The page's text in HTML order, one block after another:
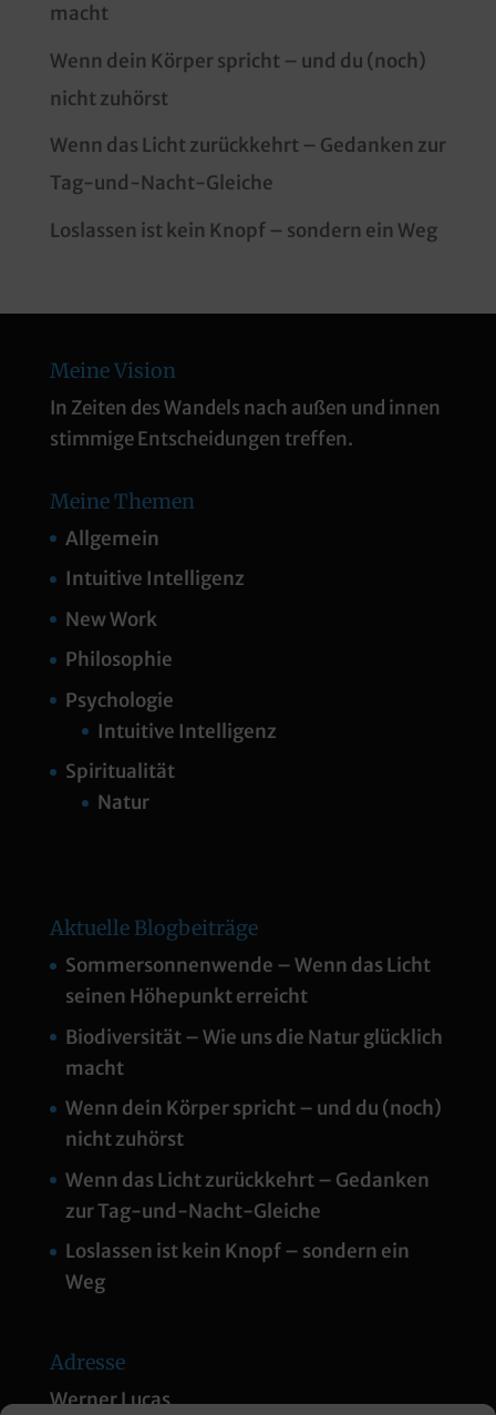
macht
Wenn dein Körper spricht – und du (noch)
nicht zuhörst
Wenn das Licht zurückkehrt – Gedanken zur
Tag-und-Nacht-Gleiche
Loslassen ist kein Knopf – sondern ein Weg
Meine Vision
In Zeiten des Wandels nach außen und innen
stimmige Entscheidungen treffen.
Meine Themen
Allgemein
Intuitive Intelligenz
New Work
Philosophie
Psychologie
Intuitive Intelligenz
Spiritualität
Natur
Aktuelle Blogbeiträge
Sommersonnenwende – Wenn das Licht
seinen Höhepunkt erreicht
Biodiversität – Wie uns die Natur glücklich
macht
Wenn dein Körper spricht – und du (noch)
nicht zuhörst
Wenn das Licht zurückkehrt – Gedanken
zur Tag-und-Nacht-Gleiche
Loslassen ist kein Knopf – sondern ein
Weg
Adresse
Werner Lucas